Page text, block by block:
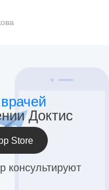
Доктис
Store
консультируют